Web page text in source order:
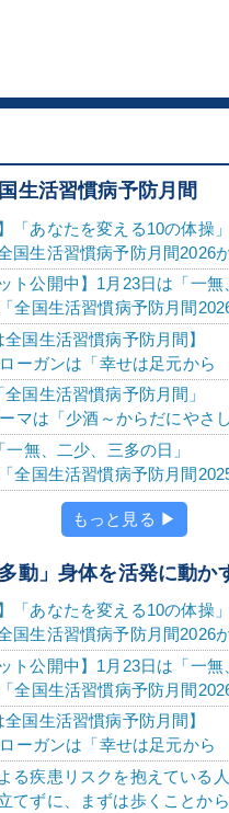
生活習慣病予防月間
「あなたを変える10の体操
生活習慣病予防月間2026
ト公開中】1月23日は「一
全国生活習慣病予防月間
全国生活習慣病予防月間】
ーガンは「幸せは足元か
国生活習慣病予防月間」
マは「少酒～からだにやさ
一無、二少、三多の日」
全国生活習慣病予防月間
もっと見る ▶
動」身体を活発に動か
「あなたを変える10の体操
生活習慣病予防月間2026
ト公開中】1月23日は「一
全国生活習慣病予防月間
全国生活習慣病予防月間】
ーガンは「幸せは足元か
る疾患リスクを抱えている
てずに、まずは歩くことか